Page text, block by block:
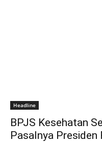
Headline
BPJS Kesehatan
Pasalnya Presiden